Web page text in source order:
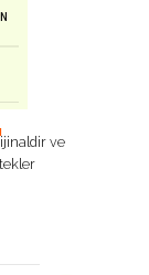
ve